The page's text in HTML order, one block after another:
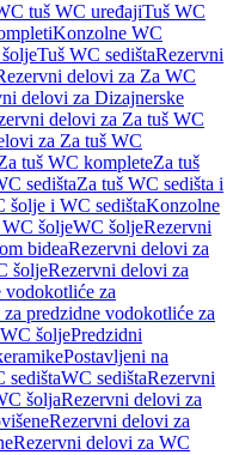
tuš WC uređajiTuš WC
Konzolne WC
Tuš WC sedištaRezervni
delovi za Za WC
delovi za Dizajnerske
delovi za Za tuš WC
za Za tuš WC
tuš WC kompleteZa tuš
sedištaZa tuš WC sedišta i
šolje i WC sedištaKonzolne
šoljeWC šoljeRezervni
bideaRezervni delovi za
šoljeRezervni delovi za
vodokotliće za
predzidne vodokotliće za
šoljePredzidni
Postavljeni na
sedištaWC sedištaRezervni
šoljaRezervni delovi za
Rezervni delovi za
Rezervni delovi za WC